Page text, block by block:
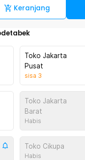
Keranjang
Toko Jakarta
Pusat
sisa 3
Toko Jakarta
Barat
Habis
Toko Cikupa
Habis